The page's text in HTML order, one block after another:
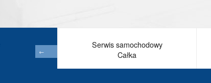
Serwis samochodowy
Całka
←